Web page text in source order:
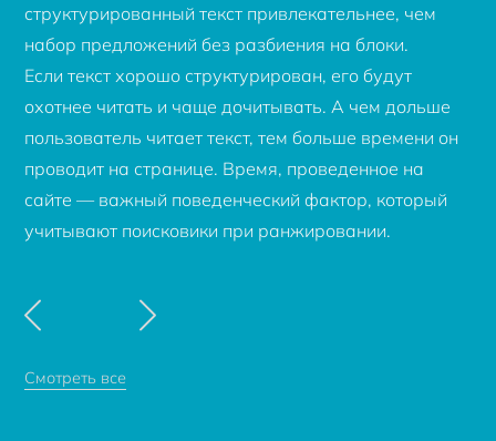
структурированный текст привлекательнее, чем
набор предложений без разбиения на блоки.
Если текст хорошо структурирован, его будут
охотнее читать и чаще дочитывать. А чем дольше
пользователь читает текст, тем больше времени он
проводит на странице. Время, проведенное на
сайте — важный поведенческий фактор, который
учитывают поисковики при ранжировании.
Смотреть все